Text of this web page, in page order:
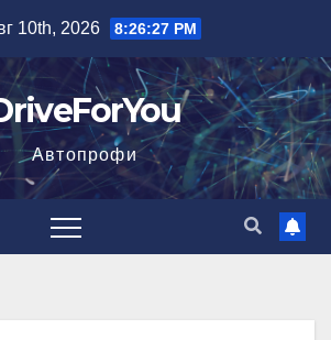
10th, 2026 8:26:28 PM
Автопрофи